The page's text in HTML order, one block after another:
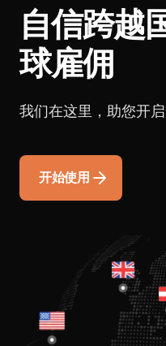
自信跨越
球雇佣
我们在这里，助您开启
开始使用